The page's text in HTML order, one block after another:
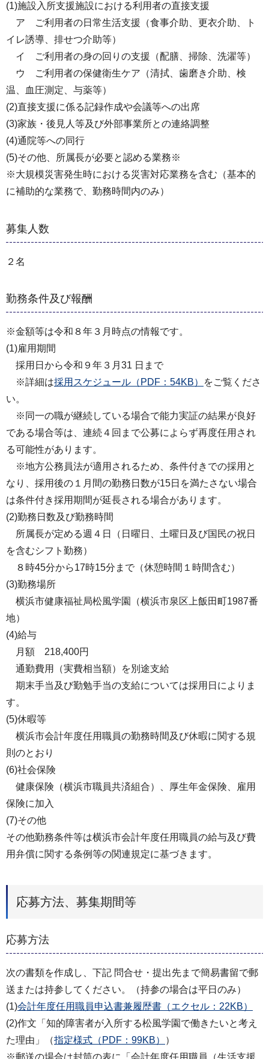
(1)施設入所支援施設における利用者の直接支援
ア ご利用者の日常生活支援（食事介助、更衣介助、ト
イレ誘導、排せつ介助等）
イ ご利用者の身の回りの支援（配膳、掃除、洗濯等）
ウ ご利用者の保健衛生ケア（清拭、歯磨き介助、検
温、血圧測定、与薬等）
(2)直接支援に係る記録作成や会議等への出席
(3)家族・後見人等及び外部事業所との連絡調整
(4)通院等への同行
(5)その他、所属長が必要と認める業務※
※大規模災害発生時における災害対応業務を含む（基本的
に補助的な業務で、勤務時間内のみ）
募集人数
２名
勤務条件及び報酬
※金額等は令和８年３月時点の情報です。
(1)雇用期間
採用日から令和９年３月31 日まで
※詳細は採用スケジュール（PDF：54KB）
をご覧くださ
い。
※同一の職が継続している場合で能力実証の結果が良好
である場合等は、連続４回まで公募によらず再度任用され
る可能性があります。
※地方公務員法が適用されるため、条件付きでの採用と
なり、採用後の１月間の勤務日数が15日を満たさない場合
は条件付き採用期間が延長される場合があります。
(2)勤務日数及び勤務時間
所属長が定める週４日（日曜日、土曜日及び国民の祝日
を含むシフト勤務）
８時45分から17時15分まで（休憩時間１時間含む）
(3)勤務場所
横浜市健康福祉局松風学園（横浜市泉区上飯田町1987番
地）
(4)給与
月額 218,400円
通勤費用（実費相当額）を別途支給
期末手当及び勤勉手当の支給については採用日によりま
す。
(5)休暇等
横浜市会計年度任用職員の勤務時間及び休暇に関する規
則のとおり
(6)社会保険
健康保険（横浜市職員共済組合）、厚生年金保険、雇用
保険に加入
(7)その他
その他勤務条件等は横浜市会計年度任用職員の給与及び費
用弁償に関する条例等の関連規定に基づきます。
応募方法、募集期間等
応募方法
次の書類を作成し、下記 問合せ・提出先まで簡易書留で郵
送または持参してください。（持参の場合は平日のみ）
(1)会計年度任用職員申込書兼履歴書（エクセル：22KB）
(2)作文「知的障害者が入所する松風学園で働きたいと考え
た理由」（指定様式（PDF：99KB）
）
※郵送の場合は封筒の表に「会計年度任用職員（生活支援